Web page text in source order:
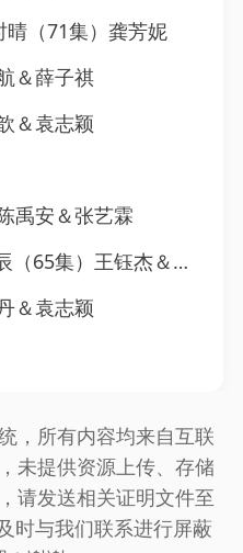
（71集）龚芳妮
＆薛子祺
＆袁志颖
禹安＆张艺霖
集）王钰杰＆唐子璇
＆袁志颖
，所有内容均来自互联
未提供资源上传、存储
请发送相关证明文件至
时与我们联系进行屏蔽